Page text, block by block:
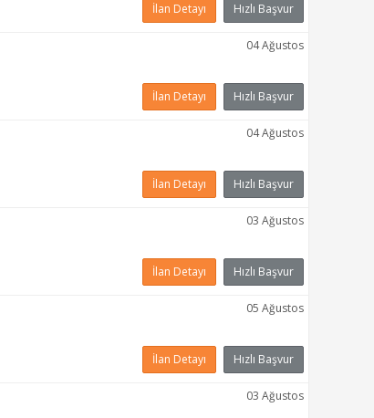
İlan Detayı Hızlı Başvur
İlan Detayı Hızlı Başvur
04 Ağustos
İlan Detayı Hızlı Başvur
04 Ağustos
İlan Detayı Hızlı Başvur
03 Ağustos
İlan Detayı Hızlı Başvur
05 Ağustos
03 Ağustos